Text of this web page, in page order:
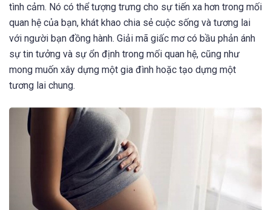
tình cảm. Nó có thể tượng trưng cho sự tiến xa hơn trong mối
quan hệ của bạn, khát khao chia sẻ cuộc sống và tương lai
với người bạn đồng hành. Giải mã giấc mơ có bầu phản ánh
sự tin tưởng và sự ổn định trong mối quan hệ, cũng như
mong muốn xây dựng một gia đình hoặc tạo dựng một
tương lai chung.